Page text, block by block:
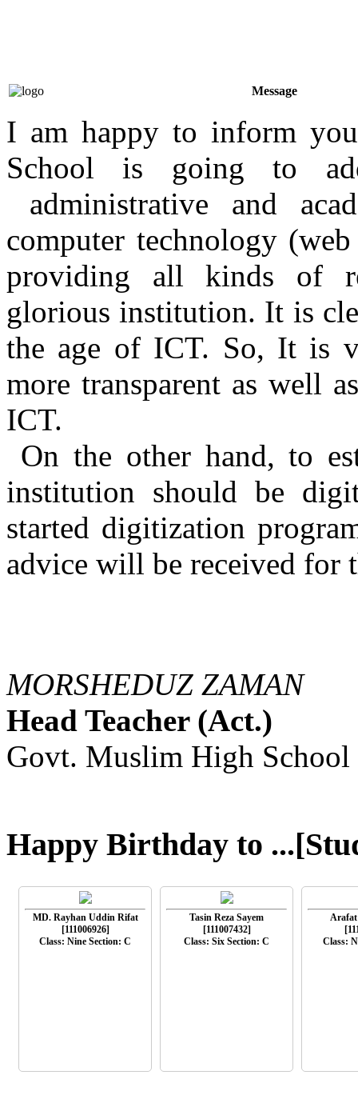
Message
I am happy to inform
School is going to
administrative and
computer technology
providing all kinds of
glorious institution. It is
the age of ICT. So, It is
more transparent as well
ICT.
On the other hand, to
institution should be
started digitization
advice will be received for
MORSHEDUZ ZAMAN
Head Teacher (Act.)
Govt. Muslim High School
Happy Birthday to
MD. Rayhan Uddin Rifat
[111006926]
Class: Nine Section: C
Tasin Reza Sayem
[111007432]
Class: Six Section: C
Class: